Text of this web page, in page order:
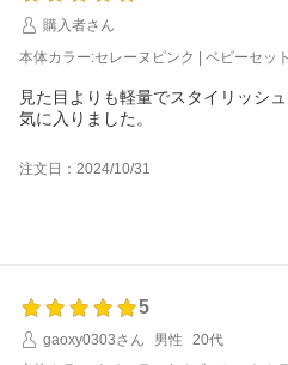
購入者さん
本体カラー:セレーヌピンク | ベビーセッ
見た目よりも軽量でスタイリッシ
気に入りました。
注文日：2024/10/31
5
gaoxy0303さん
男性
20代